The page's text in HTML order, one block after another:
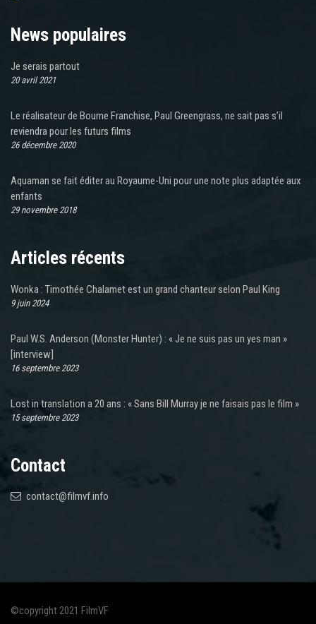
News populaires
Je serais partout
20 avril 2021
Le réalisateur de Bourne Franchise, Paul Greengrass, ne sait pas s’il
reviendra pour les futurs films
26 décembre 2020
Aquaman se fait éditer au Royaume-Uni pour une note plus adaptée aux
enfants
29 novembre 2018
Articles récents
Wonka : Timothée Chalamet est un grand chanteur selon Paul King
9 juin 2024
Paul W.S. Anderson (Monster Hunter) : « Je ne suis pas un yes man »
[interview]
16 septembre 2023
Lost in translation a 20 ans : « Sans Bill Murray je ne faisais pas le film »
15 septembre 2023
Contact
contact@filmvf.info
©copyright 2021 FilmVF